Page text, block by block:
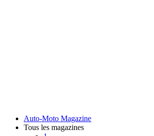
Auto-Moto Magazine
Tous les magazines